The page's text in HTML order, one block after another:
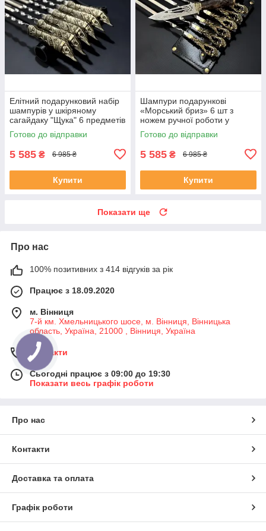
Елітний подарунковий набір
шампурів у шкіряному
сагайдаку "Щука" 6 предметів
подарунок Куму на День
Народження
Готово до відправки
5 585 ₴ 6 985 ₴
Купити
Шампури подарункові
«Морський бриз» 6 шт з
ножем ручної роботи у
шкіряному сагайдаку
Готово до відправки
5 585 ₴ 6 985 ₴
Купити
Показати ще
Про нас
100% позитивних з 414 відгуків за рік
Працює з 18.09.2020
м. Вінниця
7-й км. Хмельницького шосе, м. Вінниця, Вінницька
область, Україна, 21000 , Вінниця, Україна
Контакти
Сьогодні працює з 09:00 до 19:30
Показати весь графік роботи
Про нас
Контакти
Доставка та оплата
Графік роботи